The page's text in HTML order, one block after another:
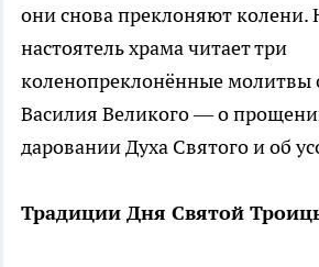
они снова преклоняют колени.
настоятель храма читает три
коленопреклонённые молитвы
Василия Великого — о
даровании Духа Святого и об
Традиции Дня Святой